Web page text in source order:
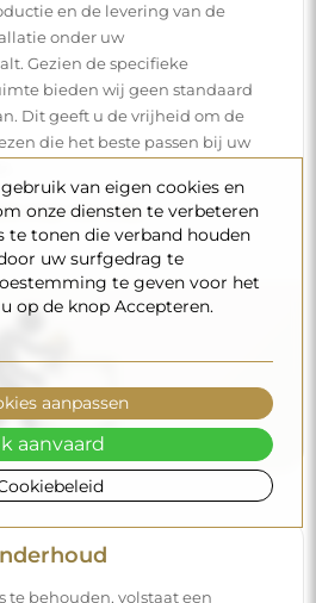
te behouden, volstaat een
water. Als u kiest voor specifieke
krachtige reinigingsmiddelen
zuren bevatten – zo bewaart
gedurende vele jaren.
aan huis aan, waarmee u
van eigen cookies en
onze diensten te verbeteren
te tonen die verband houden
uw surfgedrag te
te geven voor het
op de knop Accepteren.
aanpassen
aanvaard